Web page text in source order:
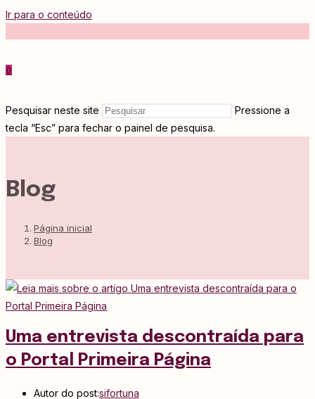
Ir para o conteúdo
.
0
Pesquisar neste site
Pressione a
tecla “Esc” para fechar o painel de pesquisa.
Blog
Página inicial
Blog
Uma entrevista descontraída para
o Portal Primeira Página
Autor do post:sifortuna